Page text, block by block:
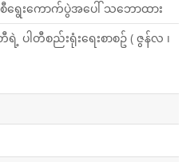
ရွေးကောက်ပွဲအပေါ် သဘောထား
ါတီစည်းရုံးရေးစာစဥ် ( ဇွန်လ ၊